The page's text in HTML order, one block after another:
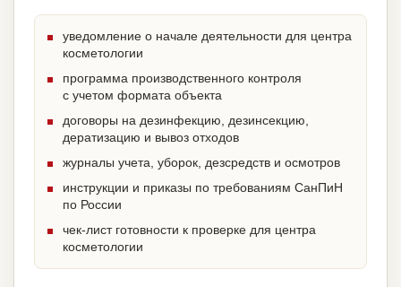
уведомление о начале деятельности для центра
косметологии
программа производственного контроля
с учетом формата объекта
договоры на дезинфекцию, дезинсекцию,
дератизацию и вывоз отходов
журналы учета, уборок, дезсредств и осмотров
инструкции и приказы по требованиям СанПиН
по России
чек-лист готовности к проверке для центра
косметологии